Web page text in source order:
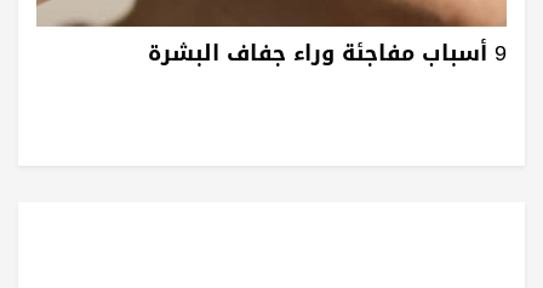
9 أسباب مفاجئة وراء جفاف البشرة